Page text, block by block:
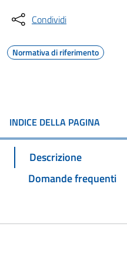
Condividi
Normativa di riferimento
INDICE DELLA PAGINA
Descrizione
Domande frequenti